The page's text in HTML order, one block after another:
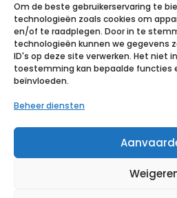
Om de beste gebruikerservaring te
technologieën zoals cookies om
en/of te raadplegen. Door in te
technologieën kunnen we gegevens
ID's op deze site verwerken. Het niet
toestemming kan bepaalde functies
beïnvloeden.
Beheer diensten
STERILUX ES
5x5cm 8l.st.
40×5 p/s
Voeg toe aan verlanglijst